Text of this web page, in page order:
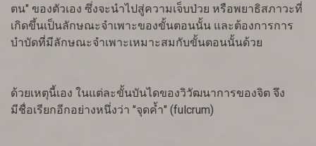
ตน" ของตัวเอง ซึ่งจะนำไปสู่ความเจ็บป่วย หรือพยาธิสภาวะที่
เกิดขึ้นเป็นลักษณะจำเพาะของขั้นตอนนั้น และต้องการการ
บำบัดที่มีลักษณะจำเพาะเหมาะสมกับขั้นตอนนั้นด้วย
ด้วยเหตุนี้เอง ในแต่ละขั้นบันไดของวิวัฒนาการของจิต จึง
มีชื่อเรียกอีกอย่างหนึ่งว่า "จุดค้ำ" (fulcrum)